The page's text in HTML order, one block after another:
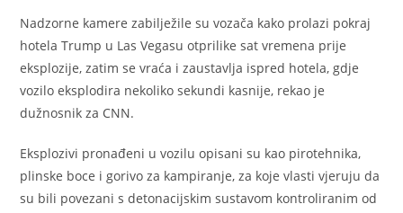
Nadzorne kamere zabilježile su vozača kako prolazi pokraj
hotela Trump u Las Vegasu otprilike sat vremena prije
eksplozije, zatim se vraća i zaustavlja ispred hotela, gdje
vozilo eksplodira nekoliko sekundi kasnije, rekao je
dužnosnik za CNN.
Eksplozivi pronađeni u vozilu opisani su kao pirotehnika,
plinske boce i gorivo za kampiranje, za koje vlasti vjeruju da
su bili povezani s detonacijskim sustavom kontroliranim od